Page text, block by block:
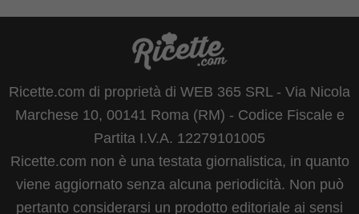
Ricette.com di proprietà di WEB 365 SRL - Via Nicola
Marchese 10, 00141 Roma (RM) - Codice Fiscale e
Partita I.V.A. 12279101005
Ricette.com non è una testata giornalistica, in quanto
viene aggiornato senza alcuna periodicità. Non può
pertanto considerarsi un prodotto editoriale ai sensi